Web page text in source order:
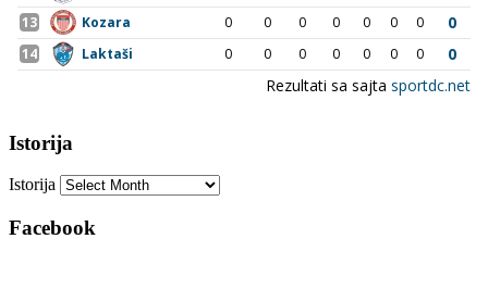
Istorija
Istorija
Facebook